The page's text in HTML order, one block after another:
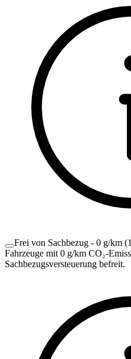
Frei von Sachbezug - 0 g/km (
Fahrzeuge mit 0 g/km CO₂-
Sachbezugsversteuerung befreit.